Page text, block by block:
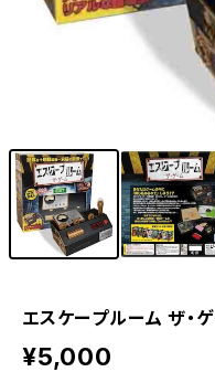
エスケープルーム ザ・
¥5,000